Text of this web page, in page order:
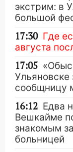
экстрим: в
большой
17:30 Где
августа
17:05
сообщницу
16:12 Едва
Вешкайме
знакомым
больницей